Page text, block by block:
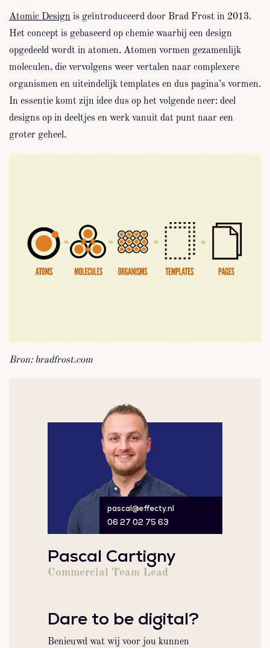
Atomic Design is geïntroduceerd door Brad Frost in 2013.
Het concept is gebaseerd op chemie waarbij een design
opgedeeld wordt in atomen. Atomen vormen gezamenlijk
moleculen, die vervolgens weer vertalen naar complexere
organismen en uiteindelijk templates en dus pagina’s vormen.
In essentie komt zijn idee dus op het volgende neer: deel
designs op in deeltjes en werk vanuit dat punt naar een
groter geheel.
Bron: bradfrost.com
pascal@effecty.nl
06 27 02 75 63
Pascal Cartigny
Commercial Team Lead
Dare to be digital?
Benieuwd wat wij voor jou kunnen